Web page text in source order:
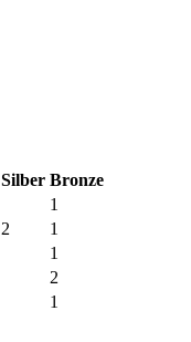
Silber Bronze
1
2
1
1
2
1